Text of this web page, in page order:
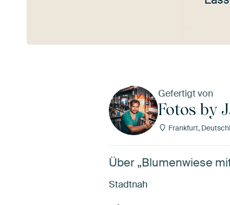
Gefertigt von
Fotos by
Frankfurt,
Über „Blumenwiese
Stadtnah